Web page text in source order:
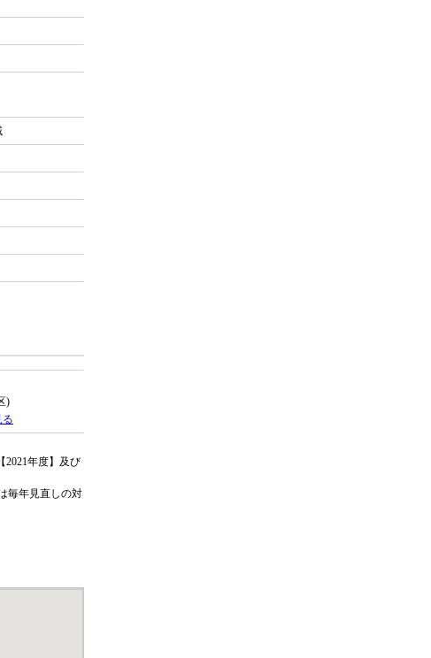
)
る
2021年度】及び
毎年見直しの対